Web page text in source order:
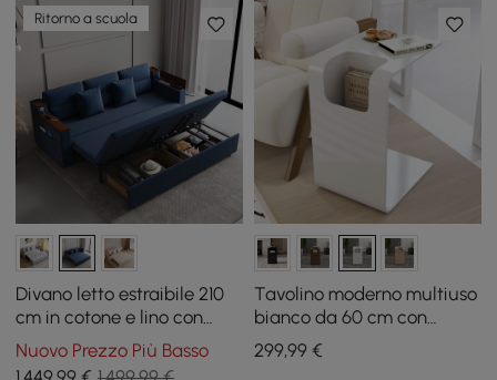
Ritorno a scuola
Divano letto estraibile 210
cm in cotone e lino con
contenitore
Nuovo Prezzo Più Basso
Tavolino moderno multiuso
bianco da 60 cm con
portariviste
299,99€